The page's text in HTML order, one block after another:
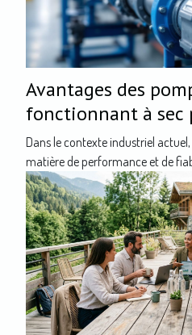
Avantages des
fonctionnant à sec
l'industrie
Dans le contexte industriel actuel,
matière de performance et de